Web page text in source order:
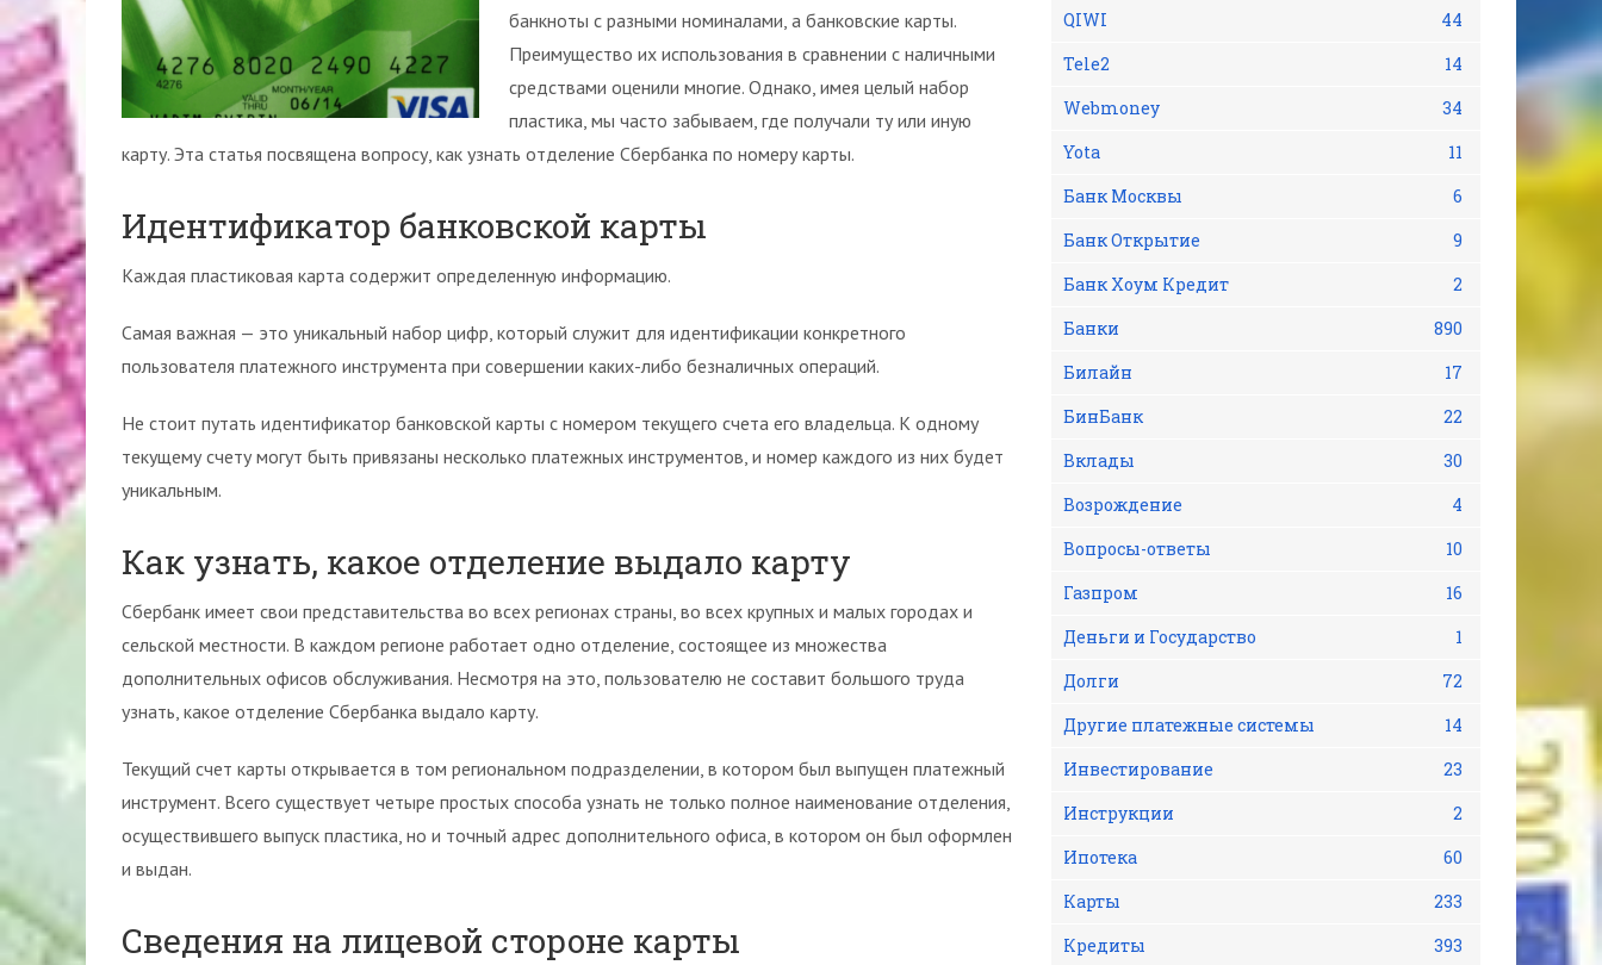
банкноты с разными номиналами, а банковские карты.
Преимущество их использования в сравнении с наличными
средствами оценили многие. Однако, имея целый набор
пластика, мы часто забываем, где получали ту или иную
карту. Эта статья посвящена вопросу, как узнать отделение Сбербанка по номеру карты.
Идентификатор банковской карты
Каждая пластиковая карта содержит определенную информацию.
Самая важная — это уникальный набор цифр, который служит для идентификации конкретного
пользователя платежного инструмента при совершении каких-либо безналичных операций.
Не стоит путать идентификатор банковской карты с номером текущего счета его владельца. К одному
текущему счету могут быть привязаны несколько платежных инструментов, и номер каждого из них будет
уникальным.
Как узнать, какое отделение выдало карту
Сбербанк имеет свои представительства во всех регионах страны, во всех крупных и малых городах и
сельской местности. В каждом регионе работает одно отделение, состоящее из множества
дополнительных офисов обслуживания. Несмотря на это, пользователю не составит большого труда
узнать, какое отделение Сбербанка выдало карту.
Текущий счет карты открывается в том региональном подразделении, в котором был выпущен платежный
инструмент. Всего существует четыре простых способа узнать не только полное наименование отделения,
осуществившего выпуск пластика, но и точный адрес дополнительного офиса, в котором он был оформлен
и выдан.
Сведения на лицевой стороне карты
QIWI
44
Tele2
14
Webmoney
34
Yota
11
Банк Москвы
6
Банк Открытие
9
Банк Хоум Кредит
2
Банки
890
Билайн
17
БинБанк
22
Вклады
30
Возрождение
4
Вопросы-ответы
10
Газпром
16
Деньги и Государство
1
Долги
72
Другие платежные системы
14
Инвестирование
23
Инструкции
2
Ипотека
60
Карты
233
Кредиты
393